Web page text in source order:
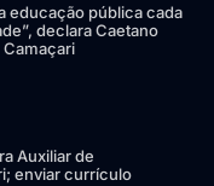
educação pública cada
declara Caetano
Auxiliar de
enviar currículo